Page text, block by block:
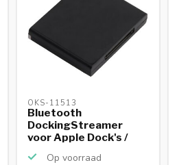
OKS-11513
Bluetooth
DockingStreamer
voor Apple Dock's /
Op voorraad